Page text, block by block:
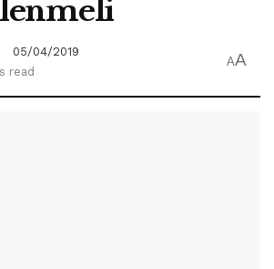
05/04/2019
read
AA